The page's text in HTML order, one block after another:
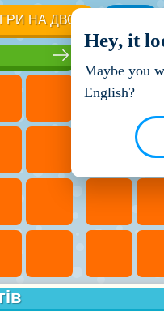
НА ДВОХ
Hey, it
Maybe you
English?